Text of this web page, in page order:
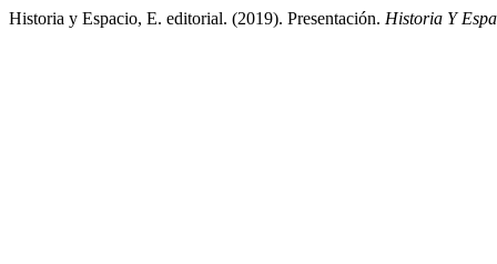
Historia y Espacio, E. editorial. (2019). Presentación. Historia Y